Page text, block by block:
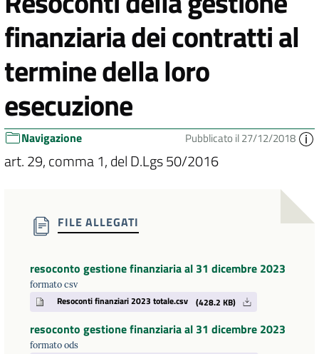
finanziaria dei contratti al
termine della loro
esecuzione
Navigazione Pubblicato il 27/12/2018
art. 29, comma 1, del D.Lgs 50/2016
FILE ALLEGATI
resoconto gestione finanziaria al 31 dicembre 2023
formato csv
Resoconti finanziari 2023 totale.csv (428.2 KB)
resoconto gestione finanziaria al 31 dicembre 2023
formato ods